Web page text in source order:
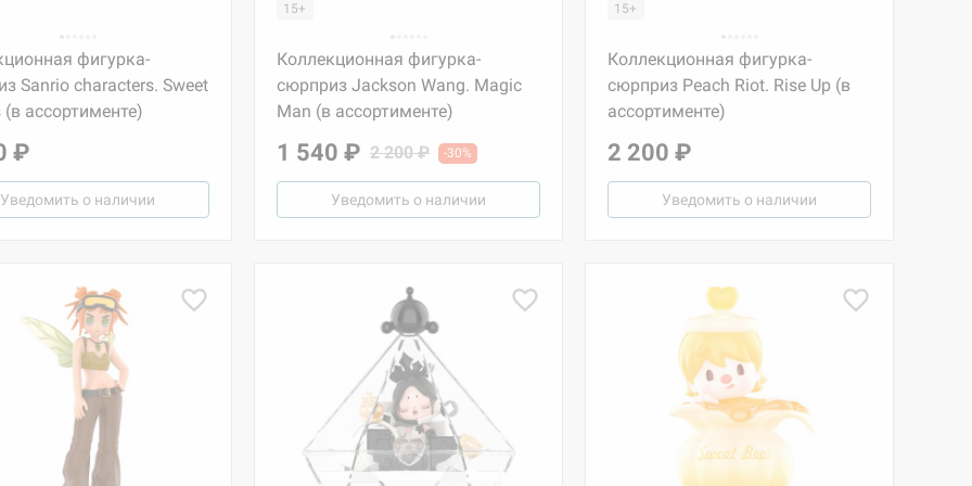
фигурка-
Sanrio characters. Sweet
(в ассортименте)
₽
Уведомить о наличии
15+
Коллекционная фигурка-
сюрприз Jackson Wang. Magic
Man (в ассортименте)
1 540 ₽ 2 200 ₽ -30%
Уведомить о наличии
15+
Коллекционная фигурка-
сюрприз Peach Riot. Rise Up (в
ассортименте)
2 200 ₽
Уведомить о наличии